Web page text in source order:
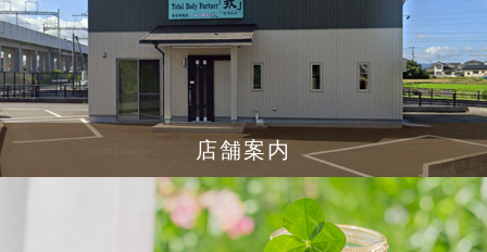
店舗案内